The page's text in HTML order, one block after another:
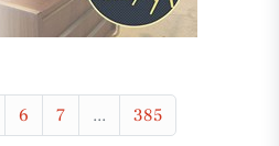
6 7 ... 385